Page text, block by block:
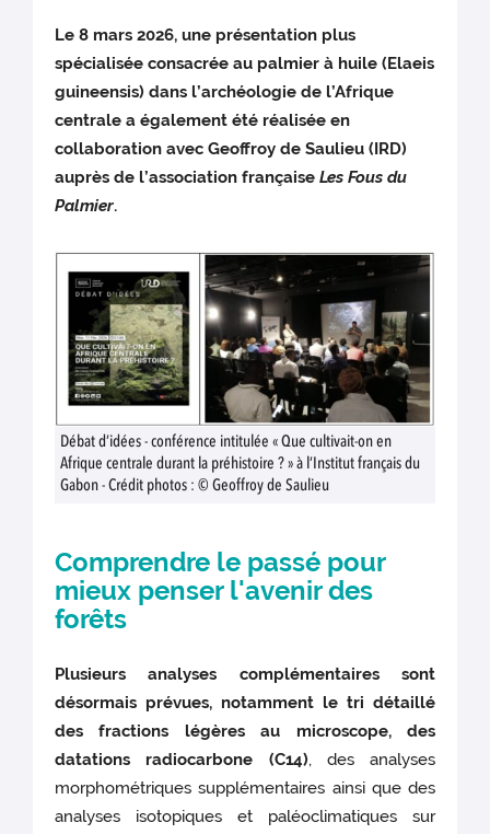
Le 8 mars 2026, une présentation plus
spécialisée consacrée au palmier à huile (Elaeis
guineensis) dans l’archéologie de l’Afrique
centrale a également été réalisée en
collaboration avec Geoffroy de Saulieu (IRD)
auprès de l’association françaiseLes Fous du
Palmier.
Débat d’idées - conférence intitulée « Que cultivait-on en
Afrique centrale durant la préhistoire ? » à l’Institut français du
Gabon - Crédit photos : © Geoffroy de Saulieu
Comprendre le passé pour
mieux penser l'avenir des
forêts
Plusieurs analyses complémentaires sont
désormais prévues, notamment le tri détaillé
des fractions légères au microscope, des
datations radiocarbone (C14), des analyses
morphométriques supplémentaires ainsi que des
analyses isotopiques et paléoclimatiques sur